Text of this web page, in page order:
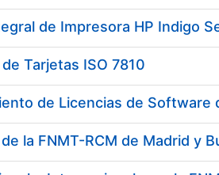
de Impresora HP Indigo
Tarjetas ISO 7810
de Licencias de Software
la FNMT-RCM de Madrid y